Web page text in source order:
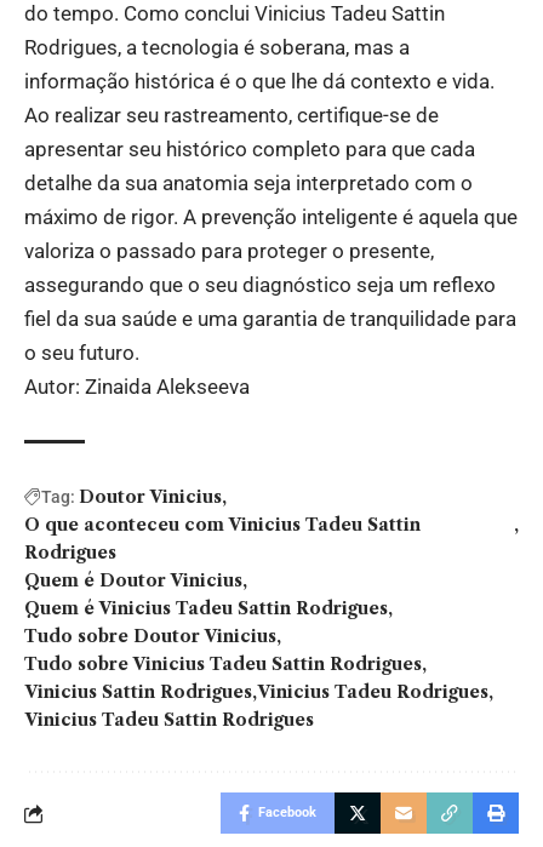
do tempo. Como conclui Vinicius Tadeu Sattin
Rodrigues, a tecnologia é soberana, mas a
informação histórica é o que lhe dá contexto e vida.
Ao realizar seu rastreamento, certifique-se de
apresentar seu histórico completo para que cada
detalhe da sua anatomia seja interpretado com o
máximo de rigor. A prevenção inteligente é aquela que
valoriza o passado para proteger o presente,
assegurando que o seu diagnóstico seja um reflexo
fiel da sua saúde e uma garantia de tranquilidade para
o seu futuro.
Autor: Zinaida Alekseeva
Tag: Doutor Vinicius
O que aconteceu com Vinicius Tadeu Sattin
Rodrigues
Quem é Doutor Vinicius
Quem é Vinicius Tadeu Sattin Rodrigues
Tudo sobre Doutor Vinicius
Tudo sobre Vinicius Tadeu Sattin Rodrigues
Vinicius Sattin Rodrigues Vinicius Tadeu Rodrigues
Vinicius Tadeu Sattin Rodrigues
Facebook